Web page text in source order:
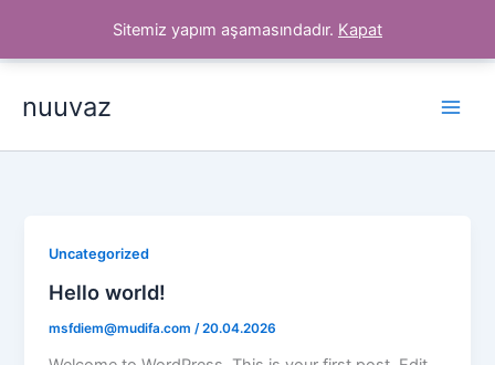
Sitemiz yapım aşamasındadır. Kapat
nuuvaz
Uncategorized
Hello world!
msfdiem@mudifa.com /20.04.2026